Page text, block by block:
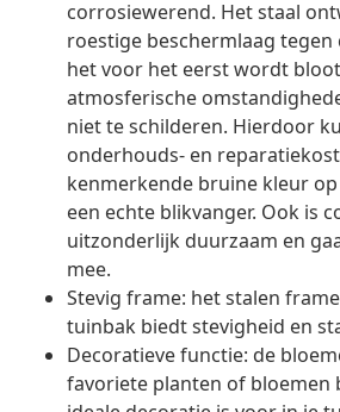
corrosiewerend. Het staal
roestige beschermlaag
het voor het eerst wordt
atmosferische
niet te schilderen. Hierdoor
onderhouds- en
kenmerkende bruine kleur
een echte blikvanger. Ook is
uitzonderlijk duurzaam en
mee.
Stevig frame: het stalen
tuinbak biedt stevigheid en
Decoratieve functie: de
favoriete planten of bloemen